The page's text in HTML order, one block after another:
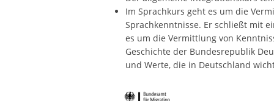
Im Sprachkurs geht es um die
Sprachkenntnisse. Er schließt mit
es um die Vermittlung von
Geschichte der Bundesrepublik
und Werte, die in Deutschland